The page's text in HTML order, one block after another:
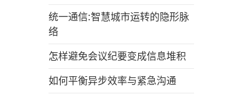
统一通信:智慧城市运转的隐形脉
络
怎样避免会议纪要变成信息堆积
如何平衡异步效率与紧急沟通